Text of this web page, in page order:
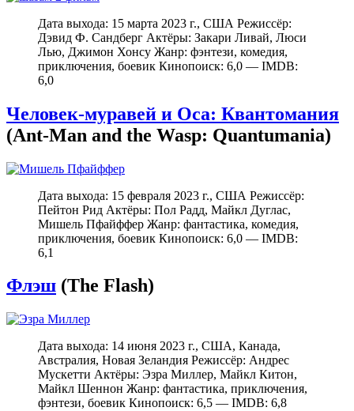
Дата выхода: 15 марта 2023 г., США Режиссёр:
Дэвид Ф. Сандберг Актёры: Закари Ливай, Люси
Лью, Джимон Хонсу Жанр: фэнтези, комедия,
приключения, боевик Кинопоиск: 6,0 — IMDB:
6,0
Человек-муравей и Оса: Квантомания
(Ant-Man and the Wasp: Quantumania)
Дата выхода: 15 февраля 2023 г., США Режиссёр:
Пейтон Рид Актёры: Пол Радд, Майкл Дуглас,
Мишель Пфайффер Жанр: фантастика, комедия,
приключения, боевик Кинопоиск: 6,0 — IMDB:
6,1
Флэш (The Flash)
Дата выхода: 14 июня 2023 г., США, Канада,
Австралия, Новая Зеландия Режиссёр: Андрес
Мускетти Актёры: Эзра Миллер, Майкл Китон,
Майкл Шеннон Жанр: фантастика, приключения,
фэнтези, боевик Кинопоиск: 6,5 — IMDB: 6,8